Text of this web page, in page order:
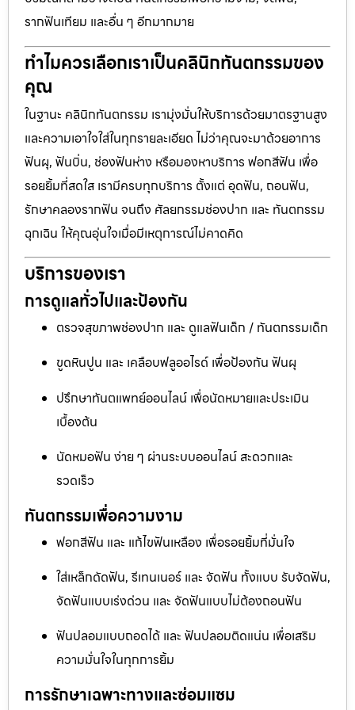
รากฟันเทียม และอื่น ๆ อีกมากมาย
ทำไมควรเลือกเราเป็นคลินิกทันตกรรมของ
คุณ
ในฐานะ คลินิกทันตกรรม เรามุ่งมั่นให้บริการด้วยมาตรฐานสูง
และความเอาใจใส่ในทุกรายละเอียด ไม่ว่าคุณจะมาด้วยอาการ
ฟันผุ, ฟันบิ่น, ช่องฟันห่าง หรือมองหาบริการ ฟอกสีฟัน เพื่อ
รอยยิ้มที่สดใส เรามีครบทุกบริการ ตั้งแต่ อุดฟัน, ถอนฟัน,
รักษาคลองรากฟัน จนถึง ศัลยกรรมช่องปาก และ ทันตกรรม
ฉุกเฉิน ให้คุณอุ่นใจเมื่อมีเหตุการณ์ไม่คาดคิด
บริการของเรา
การดูแลทั่วไปและป้องกัน
ตรวจสุขภาพช่องปาก และ ดูแลฟันเด็ก / ทันตกรรมเด็ก
ขูดหินปูน และ เคลือบฟลูออไรด์ เพื่อป้องกัน ฟันผุ
ปรึกษาทันตแพทย์ออนไลน์ เพื่อนัดหมายและประเมิน
เบื้องต้น
นัดหมอฟัน ง่าย ๆ ผ่านระบบออนไลน์ สะดวกและ
รวดเร็ว
ทันตกรรมเพื่อความงาม
ฟอกสีฟัน และ แก้ไขฟันเหลือง เพื่อรอยยิ้มที่มั่นใจ
ใส่เหล็กดัดฟัน, รีเทนเนอร์ และ จัดฟัน ทั้งแบบ รับจัดฟัน,
จัดฟันแบบเร่งด่วน และ จัดฟันแบบไม่ต้องถอนฟัน
ฟันปลอมแบบถอดได้ และ ฟันปลอมติดแน่น เพื่อเสริม
ความมั่นใจในทุกการยิ้ม
การรักษาเฉพาะทางและซ่อมแซม